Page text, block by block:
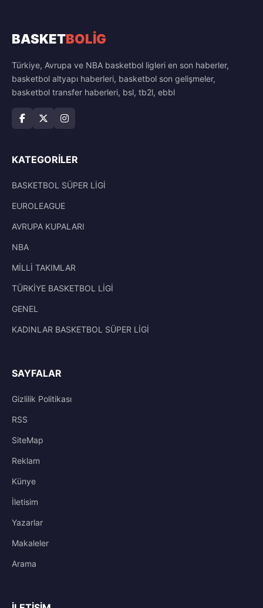
BASKETBOLİG
Türkiye, Avrupa ve NBA basketbol ligleri en son haberler,
basketbol altyapı haberleri, basketbol son gelişmeler,
basketbol transfer haberleri, bsl, tb2l, ebbl
KATEGORILER
BASKETBOL SÜPER LİGİ
EUROLEAGUE
AVRUPA KUPALARI
NBA
MİLLİ TAKIMLAR
TÜRKİYE BASKETBOL LİGİ
GENEL
KADINLAR BASKETBOL SÜPER LİGİ
SAYFALAR
Gizlilik Politikası
RSS
SiteMap
Reklam
Künye
İletisim
Yazarlar
Makaleler
Arama